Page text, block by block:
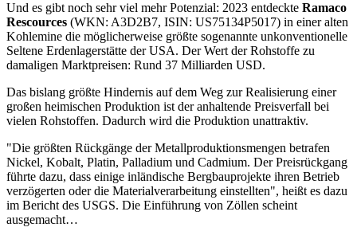
Und es gibt noch sehr viel mehr Potenzial: 2023 entdeckte Ramaco
Rescources (WKN: A3D2B7, ISIN: US75134P5017) in einer alten
Kohlemine die möglicherweise größte sogenannte unkonventionelle
Seltene Erdenlagerstätte der USA. Der Wert der Rohstoffe zu
damaligen Marktpreisen: Rund 37 Milliarden USD.
Das bislang größte Hindernis auf dem Weg zur Realisierung einer
großen heimischen Produktion ist der anhaltende Preisverfall bei
vielen Rohstoffen. Dadurch wird die Produktion unattraktiv.
"Die größten Rückgänge der Metallproduktionsmengen betrafen
Nickel, Kobalt, Platin, Palladium und Cadmium. Der Preisrückgang
führte dazu, dass einige inländische Bergbauprojekte ihren Betrieb
verzögerten oder die Materialverarbeitung einstellten", heißt es dazu
im Bericht des USGS. Die Einführung von Zöllen scheint
ausgemacht…